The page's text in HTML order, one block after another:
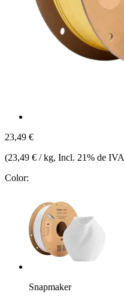
23,49 €
(23,49 € / kg, Incl. 21% de IVA
Color:
Snapmaker